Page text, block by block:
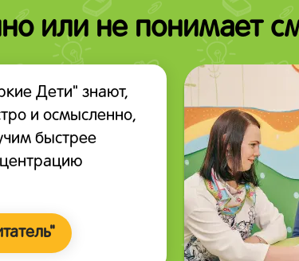
или не понимает
Дети" знают,
и осмысленно,
быстрее